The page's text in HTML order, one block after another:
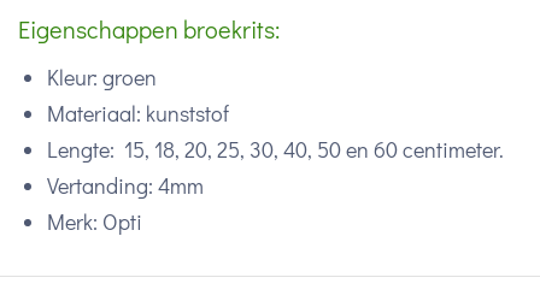
Eigenschappen broekrits:
Kleur: groen
Materiaal: kunststof
Lengte: 15, 18, 20, 25, 30, 40, 50 en 60 centimeter.
Vertanding: 4mm
Merk: Opti